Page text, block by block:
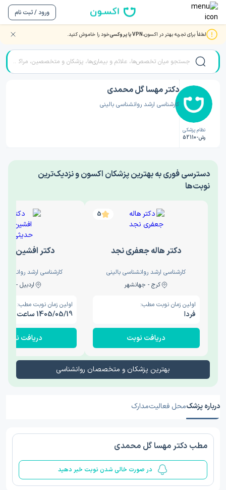
ورود / ثبت نام
لطفاً برای تجربه بهتر در اکسون،VPN یا پروکسی خود را خاموش کنید. صفحه اصلی/دکتر روانشناسی/دکتر مهسا گل محمدی
نظام پزشکی
رش-52110
دکتر مهسا گل محمدی
کارشناسی ارشد روانشناسی بالینی
‎دسترسی فوری به بهترین پزشکان اکسون و نزدیک‌ترین
نوبت‌ها
5
دکتر هاله جعفری نجد
کارشناسی ارشد روانشناسی بالینی
کرج - جهانشهر
اولین زمان نوبت مطب:
فردا
دریافت نوبت
دکتر افشین
کارشناسی ارشد
اردبیل - والی
اولین زمان نوبت مطب:
1405/05/19 ساعت 15:00
دریافت نوبت
بهترین پزشکان و متخصصان روانشناسی
درباره پزشکمحل فعالیتمدارک
مطب دکتر مهسا گل محمدی
در صورت خالی شدن نوبت خبر دهید